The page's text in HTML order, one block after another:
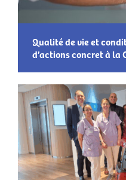
Qualité de vie et
d’actions concret à la